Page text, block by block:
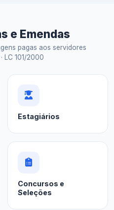
e Emendas
pagas aos servidores
LC 101/2000
Estagiários
Concursos e
Seleções